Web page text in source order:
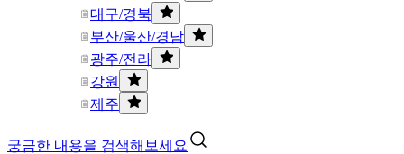
대구/경북
부산/울산/경남
광주/전라
강원
제주
궁금한 내용을 검색해보세요